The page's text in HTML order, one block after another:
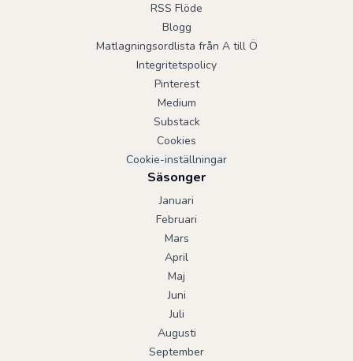
RSS Flöde
Blogg
Matlagningsordlista från A till Ö
Integritetspolicy
Pinterest
Medium
Substack
Cookies
Cookie-inställningar
Säsonger
Januari
Februari
Mars
April
Maj
Juni
Juli
Augusti
September